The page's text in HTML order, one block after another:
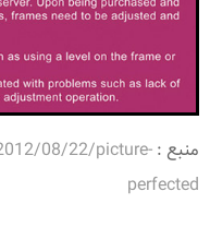
منبع :08/22/picture-
perfected